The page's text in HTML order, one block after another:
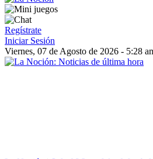
Regístrate
Iniciar Sesión
Viernes, 07 de Agosto de 2026 - 5:28